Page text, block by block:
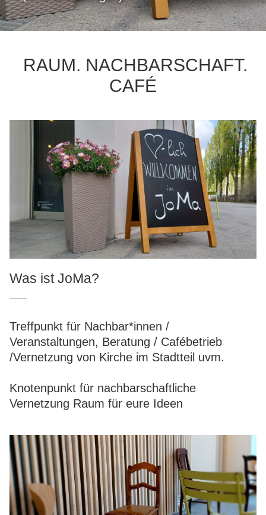
RAUM. NACHBARSCHAFT.
CAFÉ
Was ist JoMa?
Treffpunkt für Nachbar*innen /
Veranstaltungen, Beratung / Cafébetrieb
/Vernetzung von Kirche im Stadtteil uvm.
Knotenpunkt für nachbarschaftliche
Vernetzung Raum für eure Ideen